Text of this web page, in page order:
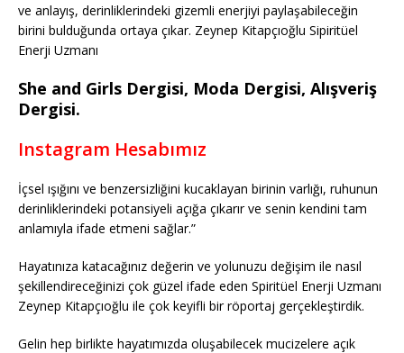
ve anlayış, derinliklerindeki gizemli enerjiyi paylaşabileceğin
birini bulduğunda ortaya çıkar. Zeynep Kitapçıoğlu Sipiritüel
Enerji Uzmanı
She and Girls Dergisi, Moda Dergisi, Alışveriş
Dergisi.
Instagram Hesabımız
İçsel ışığını ve benzersizliğini kucaklayan birinin varlığı, ruhunun
derinliklerindeki potansiyeli açığa çıkarır ve senin kendini tam
anlamıyla ifade etmeni sağlar.”
Hayatınıza katacağınız değerin ve yolunuzu değişim ile nasıl
şekillendireceğinizi çok güzel ifade eden Spiritüel Enerji Uzmanı
Zeynep Kitapçıoğlu ile çok keyifli bir röportaj gerçekleştirdik.
Gelin hep birlikte hayatımızda oluşabilecek mucizelere açık